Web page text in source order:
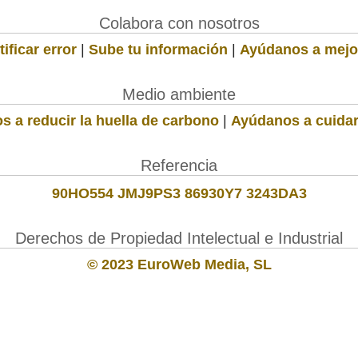
Colabora con nosotros
error | Sube tu información | Ayúdanos a
Medio ambiente
a reducir la huella de carbono | Ayúdanos a
Referencia
90HO554 JMJ9PS3 86930Y7 3243DA3
Derechos de Propiedad Intelectual e Industrial
© 2023 EuroWeb Media, SL